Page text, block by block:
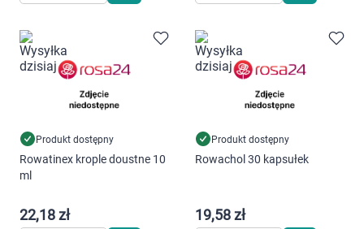
Korzystamy z plików cookies w celu
naszej
polityce prywatności. Możesz określić
Grupy produktowe
Marki
Produkt dostępny
Rowatinex krople doustne 10
ml
22,18 zł
Produkt dostępny
Rowachol 30 kapsułek
19,58 zł